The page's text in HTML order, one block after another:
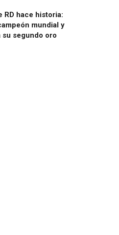
RD hace historia:
mundial y
su segundo oro